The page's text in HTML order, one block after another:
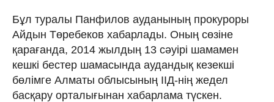
Бұл туралы Панфилов ауданының прокуроры
Айдын Төребеков хабарлады. Оның сөзіне
қарағанда, 2014 жылдың 13 сәуірі шамамен
кешкі бестер шамасында аудандық кезекші
бөлімге Алматы облысының ІІД-нің жедел
басқару орталығынан хабарлама түскен.